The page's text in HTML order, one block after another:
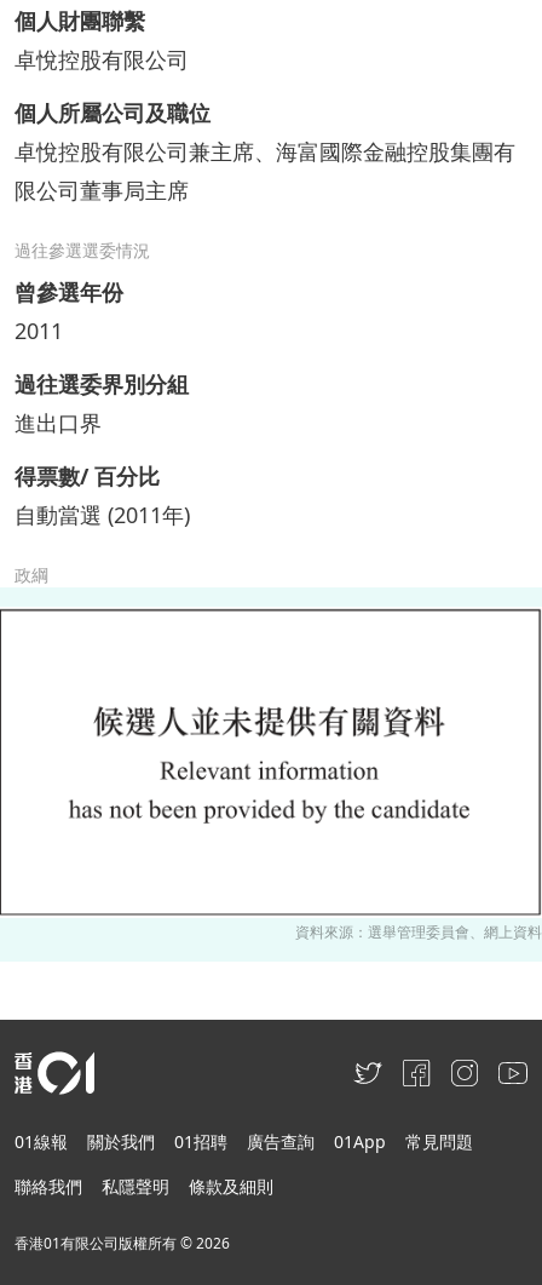
個人財團聯繫
卓悅控股有限公司
個人所屬公司及職位
卓悅控股有限公司兼主席、海富國際金融控股集團有
限公司董事局主席
過往參選選委情況
曾參選年份
2011
過往選委界別分組
進出口界
得票數/ 百分比
自動當選 (2011年)
政綱
資料來源：選舉管理委員會、網上資料
01線報 關於我們 01招聘 廣告查詢 01App
常見問題
聯絡我們
私隱聲明 條款及細則
香港01有限公司版權所有 ©2026